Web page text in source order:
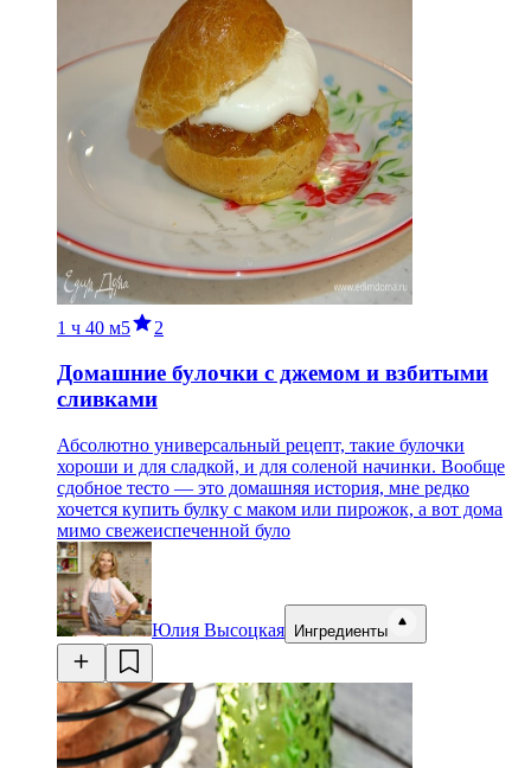
1 ч 40 м5 2
Домашние булочки с джемом и взбитыми
сливками
Абсолютно универсальный рецепт, такие булочки
хороши и для сладкой, и для соленой начинки. Вообще
сдобное тесто — это домашняя история, мне редко
хочется купить булку с маком или пирожок, а вот дома
мимо свежеиспеченной було
Юлия Высоцкая Ингредиенты